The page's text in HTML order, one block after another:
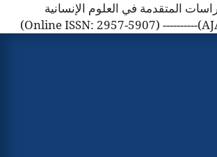
المتقدمة في العلوم الإنسانية